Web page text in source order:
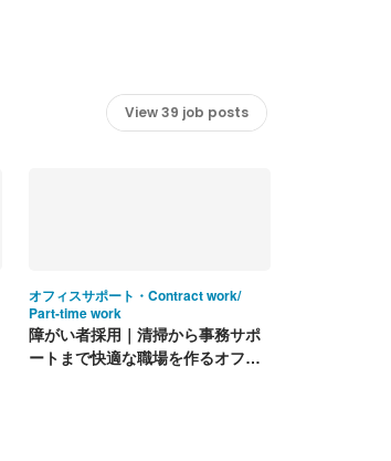
View 39 job posts
オフィスサポート・Contract work/
Part-time work
障がい者採用｜清掃から事務サポ
ートまで快適な職場を作るオフィ